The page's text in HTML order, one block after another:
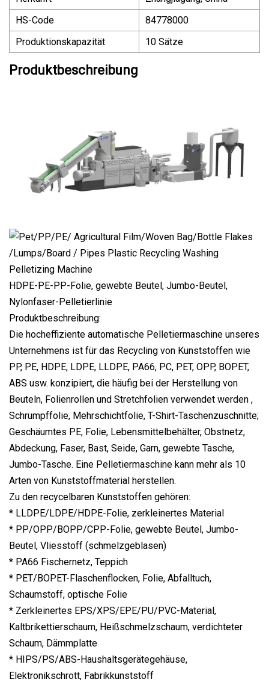
HS-Code
84778000
Produktionskapazität
10 Sätze
Produktbeschreibung
HDPE-PE-PP-Folie, gewebte Beutel, Jumbo-Beutel,
Nylonfaser-Pelletierlinie
Produktbeschreibung:
Die hocheffiziente automatische Pelletiermaschine unseres
Unternehmens ist für das Recycling von Kunststoffen wie
PP, PE, HDPE, LDPE, LLDPE, PA66, PC, PET, OPP, BOPET,
ABS usw. konzipiert, die häufig bei der Herstellung von
Beuteln, Folienrollen und Stretchfolien verwendet werden ,
Schrumpffolie, Mehrschichtfolie, T-Shirt-Taschenzuschnitte;
Geschäumtes PE, Folie, Lebensmittelbehälter, Obstnetz,
Abdeckung, Faser, Bast, Seide, Garn, gewebte Tasche,
Jumbo-Tasche. Eine Pelletiermaschine kann mehr als 10
Arten von Kunststoffmaterial herstellen.
Zu den recycelbaren Kunststoffen gehören:
* LLDPE/LDPE/HDPE-Folie, zerkleinertes Material
* PP/OPP/BOPP/CPP-Folie, gewebte Beutel, Jumbo-
Beutel, Vliesstoff (schmelzgeblasen)
* PA66 Fischernetz, Teppich
* PET/BOPET-Flaschenflocken, Folie, Abfalltuch,
Schaumstoff, optische Folie
* Zerkleinertes EPS/XPS/EPE/PU/PVC-Material,
Kaltbrikettierschaum, Heißschmelzschaum, verdichteter
Schaum, Dämmplatte
* HIPS/PS/ABS-Haushaltsgerätegehäuse,
Elektronikschrott, Fabrikkunststoff